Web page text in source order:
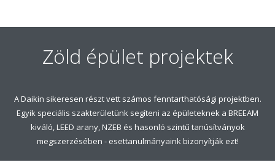
Zöld épület projektek
A Daikin sikeresen részt vett számos fenntarthatósági projektben.
Egyik speciális szakterületünk segíteni az épületeknek a BREEAM
kiváló, LEED arany, NZEB és hasonló szintű tanúsítványok
megszerzésében - esettanulmányaink bizonyítják ezt!